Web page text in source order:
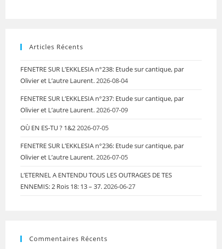
Articles Récents
FENETRE SUR L’EKKLESIA n°238: Etude sur cantique, par
Olivier et L’autre Laurent.2026-08-04
FENETRE SUR L’EKKLESIA n°237: Etude sur cantique, par
Olivier et L’autre Laurent.2026-07-09
OÙ EN ES-TU ? 1&22026-07-05
FENETRE SUR L’EKKLESIA n°236: Etude sur cantique, par
Olivier et L’autre Laurent.2026-07-05
L’ETERNEL A ENTENDU TOUS LES OUTRAGES DE TES
ENNEMIS: 2 Rois 18: 13 – 37.2026-06-27
Commentaires Récents